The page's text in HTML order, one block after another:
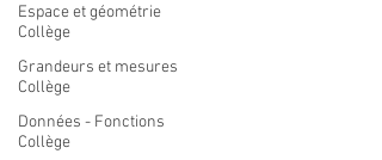
Espace et géométrie
Collège
Grandeurs et mesures
Collège
Données - Fonctions
Collège